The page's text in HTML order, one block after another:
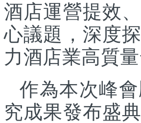
酒店運營提效
心議題，深度
力酒店業高質量
作為本次峰
究成果發布盛